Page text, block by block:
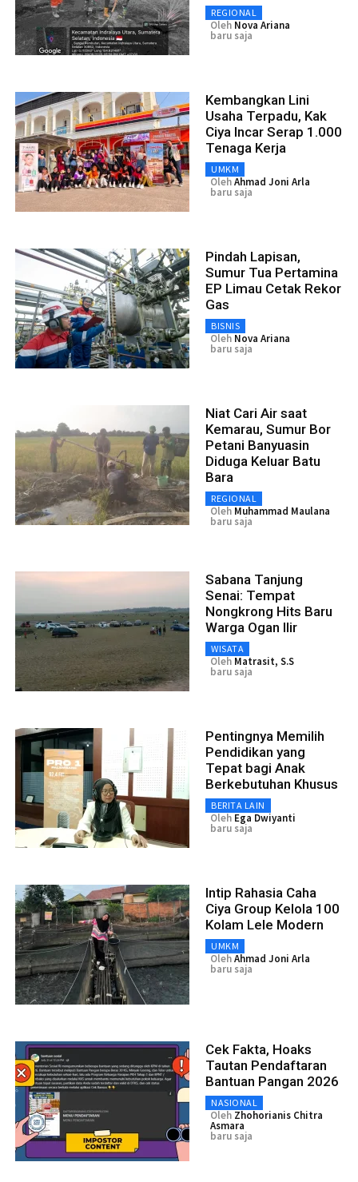
REGIONAL
Oleh Nova Ariana
baru saja
Kembangkan Lini
Usaha Terpadu, Kak
Ciya Incar Serap 1.000
Tenaga Kerja
UMKM
OlehAhmad Joni Arla
baru saja
Pindah Lapisan,
Sumur Tua Pertamina
EP Limau Cetak Rekor
Gas
BISNIS
Oleh Nova Ariana
baru saja
Niat Cari Air saat
Kemarau, Sumur Bor
Petani Banyuasin
Diduga Keluar Batu
Bara
REGIONAL
Oleh Muhammad Maulana
baru saja
Sabana Tanjung
Senai: Tempat
Nongkrong Hits Baru
Warga Ogan Ilir
WISATA
Oleh Matrasit, S.S
baru saja
Pentingnya Memilih
Pendidikan yang
Tepat bagi Anak
Berkebutuhan Khusus
BERITA LAIN
Oleh Ega Dwiyanti
baru saja
Intip Rahasia Caha
Ciya Group Kelola 100
Kolam Lele Modern
UMKM
OlehAhmad Joni Arla
baru saja
Cek Fakta, Hoaks
Tautan Pendaftaran
Bantuan Pangan 2026
NASIONAL
Oleh Zhohorianis Chitra
Asmara
baru saja